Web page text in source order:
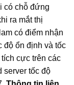
có chỗ đứng
ra mắt thị
có điểm nhận
độ ổn định và tốc
cực trên các
server tốc độ